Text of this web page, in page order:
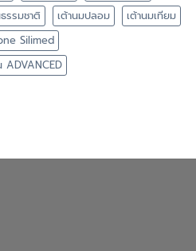
รรมชาติ เต้านมปลอม
เต้านมเทียม
Silimed